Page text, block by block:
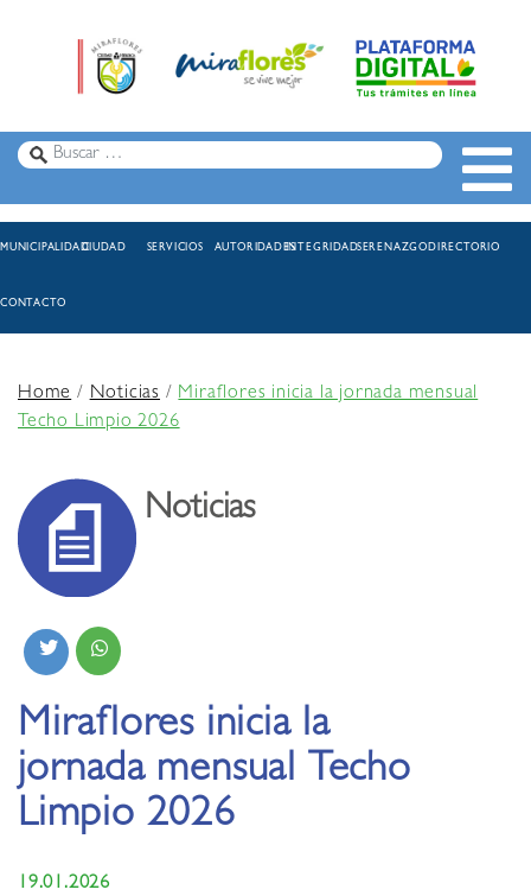
MUNICIPALIDADCIUDAD SERVICIOS AUTORIDADESINTEGRIDADSERENAZGODIRECTORIO
CONTACTO
Home/Noticias /Miraflores inicia la jornada mensual
Techo Limpio 2026
Noticias
Miraflores inicia la
jornada mensual Techo
Limpio 2026
19.01.2026